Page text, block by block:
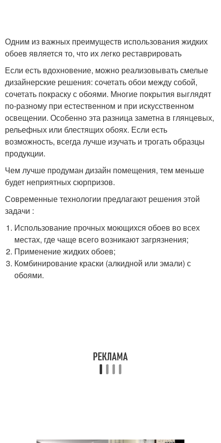
Одним из важных преимуществ использования жидких
обоев является то, что их легко реставрировать
Если есть вдохновение, можно реализовывать смелые
дизайнерские решения: сочетать обои между собой,
сочетать покраску с обоями. Многие покрытия выглядят
по-разному при естественном и при искусственном
освещении. Особенно эта разница заметна в глянцевых,
рельефных или блестящих обоях. Если есть
возможность, всегда лучше изучать и трогать образцы
продукции.
Чем лучше продуман дизайн помещения, тем меньше
будет неприятных сюрпризов.
Современные технологии предлагают решения этой
задачи :
Использование прочных моющихся обоев во всех
местах, где чаще всего возникают загрязнения;
Применение жидких обоев;
Комбинирование краски (алкидной или эмали) с
обоями.